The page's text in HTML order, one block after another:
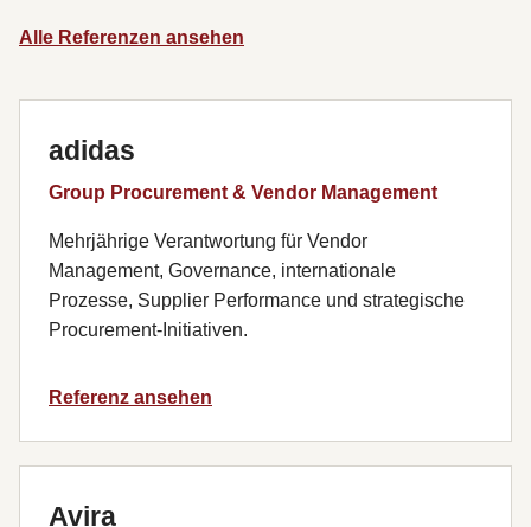
Alle Referenzen ansehen
adidas
Group Procurement & Vendor Management
Mehrjährige Verantwortung für Vendor
Management, Governance, internationale
Prozesse, Supplier Performance und strategische
Procurement-Initiativen.
Referenz ansehen
Avira